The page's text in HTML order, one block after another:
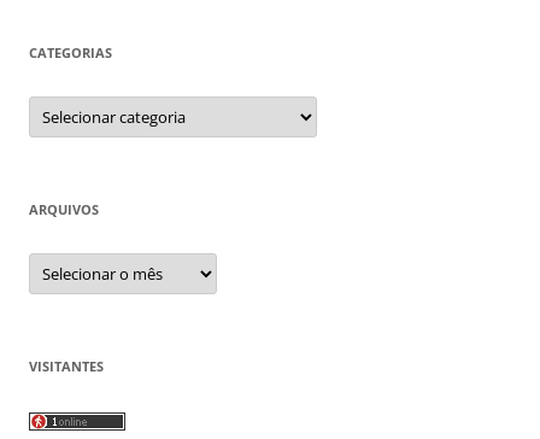
CATEGORIAS
Categorias
ARQUIVOS
Arquivos
VISITANTES